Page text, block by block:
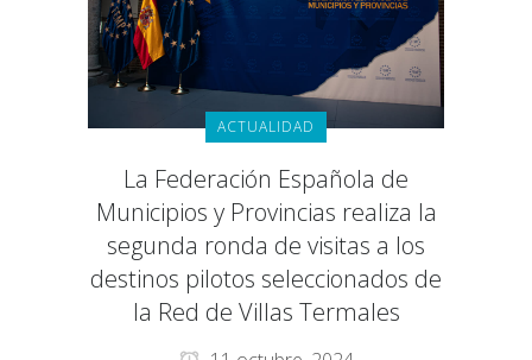
ACTUALIDAD
La Federación Española de
Municipios y Provincias realiza la
segunda ronda de visitas a los
destinos pilotos seleccionados de
la Red de Villas Termales